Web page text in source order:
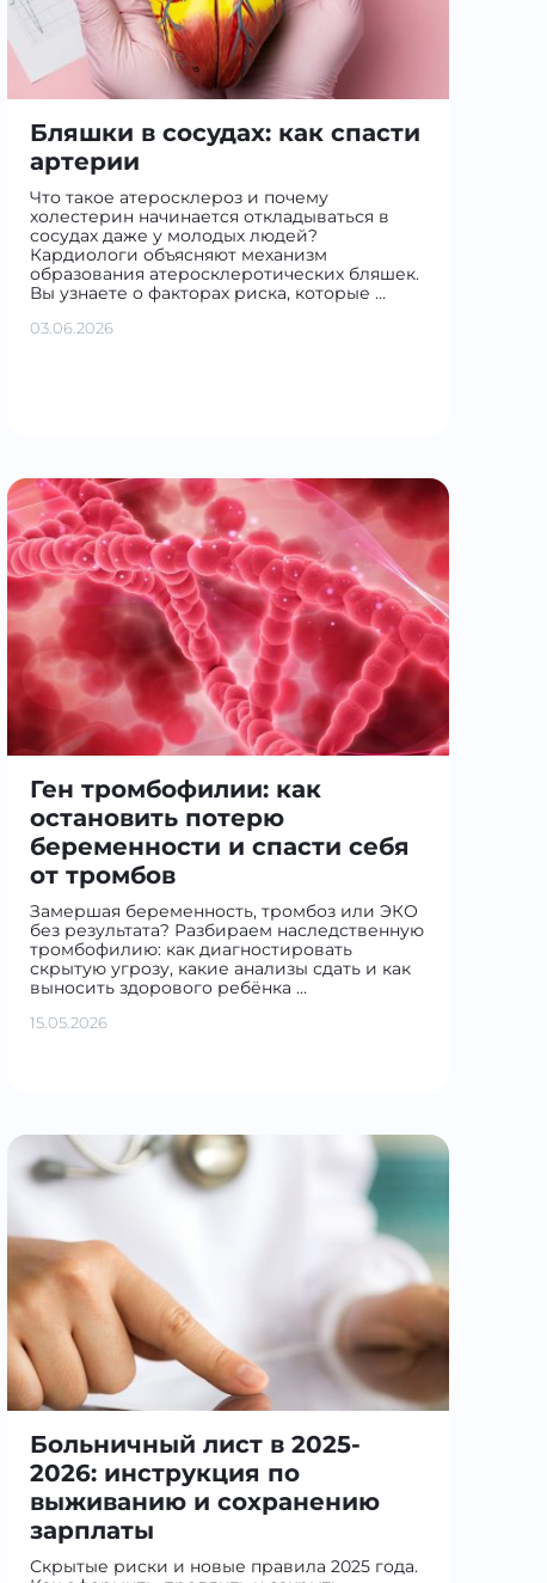
Бляшки в сосудах: как спасти
артерии
Что такое атеросклероз и почему
холестерин начинается откладываться в
сосудах даже у молодых людей?
Кардиологи объясняют механизм
образования атеросклеротических бляшек.
Вы узнаете о факторах риска, которые …
03.06.2026
Ген тромбофилии: как
остановить потерю
беременности и спасти себя
от тромбов
Замершая беременность, тромбоз или ЭКО
без результата? Разбираем наследственную
тромбофилию: как диагностировать
скрытую угрозу, какие анализы сдать и как
выносить здорового ребёнка …
15.05.2026
Больничный лист в 2025-
2026: инструкция по
выживанию и сохранению
зарплаты
Скрытые риски и новые правила 2025 года.